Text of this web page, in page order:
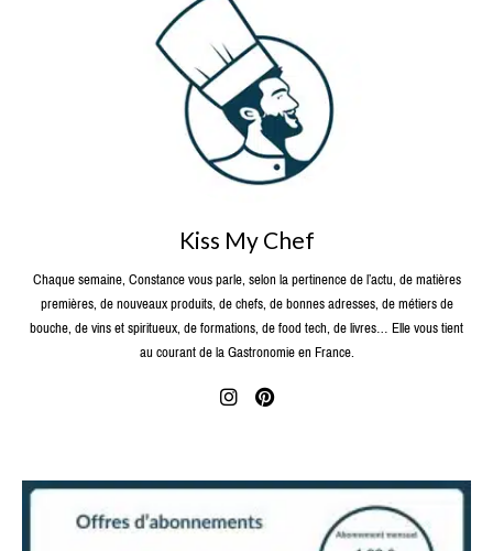
Kiss My Chef
Chaque semaine, Constance vous parle, selon la pertinence de l’actu, de matières
premières, de nouveaux produits, de chefs, de bonnes adresses, de métiers de
bouche, de vins et spiritueux, de formations, de food tech, de livres… Elle vous tient
au courant de la Gastronomie en France.